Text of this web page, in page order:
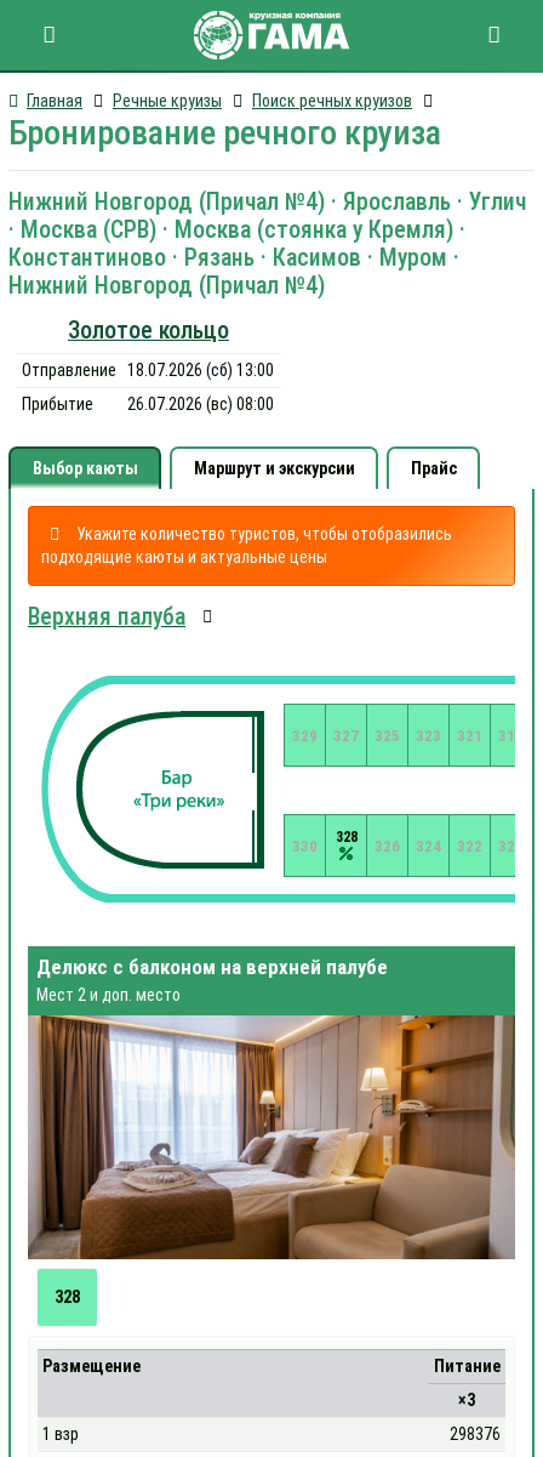
Главная Речные круизы Поиск речных круизов
Бронирование речного круиза
Нижний Новгород (Причал №4) · Ярославль · Углич
· Москва (СРВ) · Москва (стоянка у Кремля) ·
Константиново · Рязань · Касимов · Муром ·
Нижний Новгород (Причал №4)
Золотое кольцо
Отправление
18.07.2026 (сб) 13:00
Прибытие
26.07.2026 (вс) 08:00
Выбор каюты Маршрут и экскурсии Прайс
Укажите количество туристов, чтобы отобразились
подходящие каюты и актуальные цены
Верхняя палуба
319
320
321
322
323
324
325
326
327
328
329
330
Делюкс с балконом на верхней палубе
Мест 2 и доп. место
328
Размещение
Питание
×3
1 взр
298376